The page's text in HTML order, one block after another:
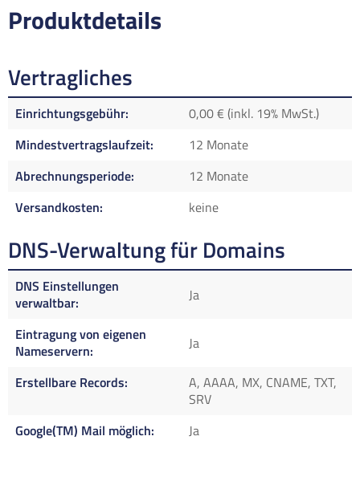
Produktdetails
Vertragliches
Einrichtungsgebühr
0,00 € (inkl. 19% MwSt.)
Mindestvertragslaufzeit
12 Monate
Abrechnungsperiode
12 Monate
Versandkosten
keine
DNS-Verwaltung für Domains
DNS Einstellungen
verwaltbar
Ja
Eintragung von eigenen
Nameservern
Ja
Erstellbare Records
A, AAAA, MX, CNAME, TXT,
SRV
Google(TM) Mail möglich
Ja